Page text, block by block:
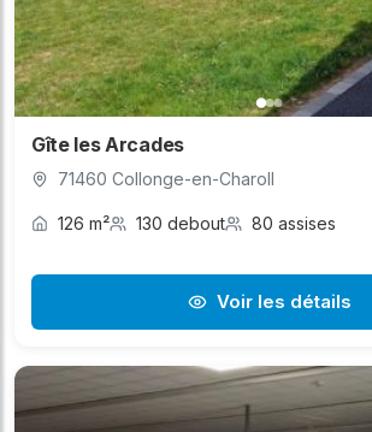
Gîte les Arcades
71460 Collonge-en-Charoll
126 m² 130 debout 80 assises
Voir les détails